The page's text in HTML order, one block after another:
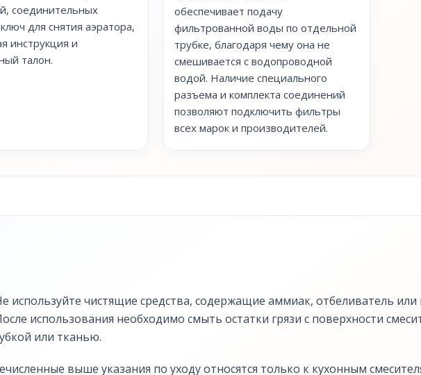
соединительных
для снятия аэратора,
инструкция и
талон.
обеспечивает подачу
фильтрованной воды по отдельной
трубке, благодаря чему она не
смешивается с водопроводной
водой. Наличие специального
разъема и комплекта соединений
позволяют подключить фильтры
всех марок и производителей.
используйте чистящие средства, содержащие аммиак, отбеливатель или
использования необходимо смыть остатки грязи с поверхности
или тканью.
выше указания по уходу относятся только к кухонным